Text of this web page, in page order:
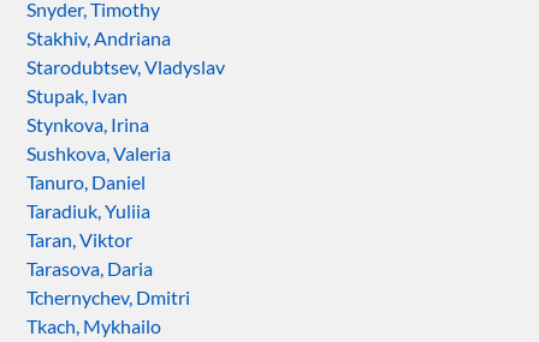
Snyder, Timothy
Stakhiv, Andriana
Starodubtsev, Vladyslav
Stupak, Ivan
Stynkova, Irina
Sushkova, Valeria
Tanuro, Daniel
Taradiuk, Yuliia
Taran, Viktor
Tarasova, Daria
Tchernychev, Dmitri
Tkach, Mykhailo